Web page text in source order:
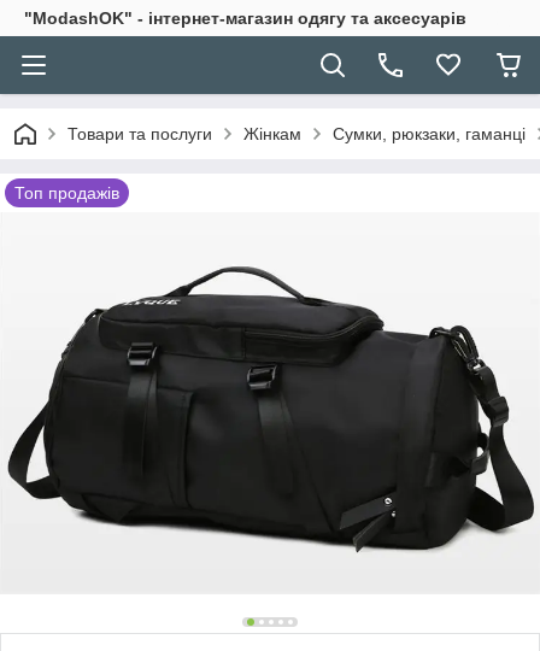
"ModashOK" - інтернет-магазин одягу та аксесуарів
Товари та послуги Жінкам Сумки, рюкзаки, гаманці
Топ продажів